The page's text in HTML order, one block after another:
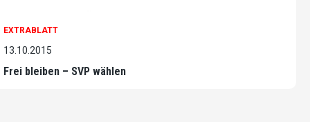
EXTRABLATT
13.10.2015
Frei bleiben – SVP wählen